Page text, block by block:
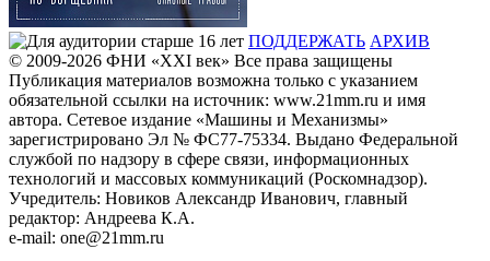
ПОДДЕРЖАТЬ АРХИВ
© 2009-2026 ФHИ «XXI век» Все права защищены
Публикация материалов возможна только с указанием
обязательной ссылки на источник: www.21mm.ru и имя
автора. Сетевое издание «Машины и Механизмы»
зарегистрировано Эл № ФС77-75334. Выдано Федеральной
службой по надзору в сфере связи, информационных
технологий и массовых коммуникаций (Роскомнадзор).
Учредитель: Новиков Александр Иванович, главный
редактор: Андреева К.А.
e-mail: one@21mm.ru